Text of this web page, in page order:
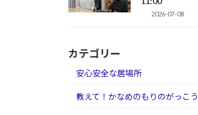
2026-07-08
カテゴリー
安心安全な居場所
教えて！かなめのもりのがっこう